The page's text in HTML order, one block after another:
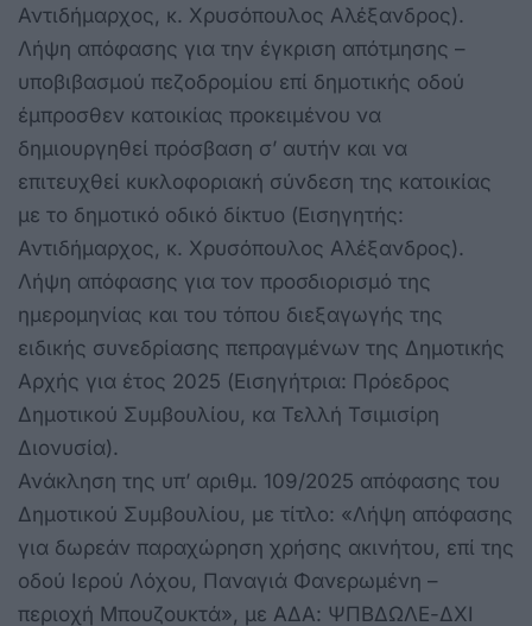
Αντιδήμαρχος, κ. Χρυσόπουλος Αλέξανδρος).
Λήψη απόφασης για την έγκριση απότμησης –
υποβιβασμού πεζοδρομίου επί δημοτικής οδού
έμπροσθεν κατοικίας προκειμένου να
δημιουργηθεί πρόσβαση σ’ αυτήν και να
επιτευχθεί κυκλοφοριακή σύνδεση της κατοικίας
με το δημοτικό οδικό δίκτυο (Εισηγητής:
Αντιδήμαρχος, κ. Χρυσόπουλος Αλέξανδρος).
Λήψη απόφασης για τον προσδιορισμό της
ημερομηνίας και του τόπου διεξαγωγής της
ειδικής συνεδρίασης πεπραγμένων της Δημοτικής
Αρχής για έτος 2025 (Εισηγήτρια: Πρόεδρος
Δημοτικού Συμβουλίου, κα Τελλή Τσιμισίρη
Διονυσία).
Ανάκληση της υπ’ αριθμ. 109/2025 απόφασης του
Δημοτικού Συμβουλίου, με τίτλο: «Λήψη απόφασης
για δωρεάν παραχώρηση χρήσης ακινήτου, επί της
οδού Ιερού Λόχου, Παναγιά Φανερωμένη –
περιοχή Μπουζουκτά», με ΑΔΑ: ΨΠΒΔΩΛΕ-ΔΧΙ